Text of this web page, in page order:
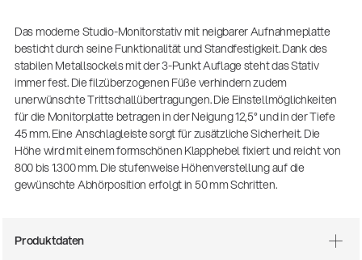
Gitarrenstuhl
Mit dabei, wenn Fußballgeschichte
geschrieben wird: Mikrofonieren am
Spielfeldrand
Das moderne Studio-Monitorstativ mit neigbarer Aufnahmeplatte
besticht durch seine Funktionalität und Standfestigkeit. Dank des
stabilen Metallsockels mit der 3-Punkt Auflage steht das Stativ
immer fest. Die filzüberzogenen Füße verhindern zudem
unerwünschte Trittschallübertragungen. Die Einstellmöglichkeiten
für die Monitorplatte betragen in der Neigung 12,5° und in der Tiefe
45 mm. Eine Anschlagleiste sorgt für zusätzliche Sicherheit. Die
Höhe wird mit einem formschönen Klapphebel fixiert und reicht von
800 bis 1.300 mm. Die stufenweise Höhenverstellung auf die
gewünschte Abhörposition erfolgt in 50 mm Schritten.
Produktdaten